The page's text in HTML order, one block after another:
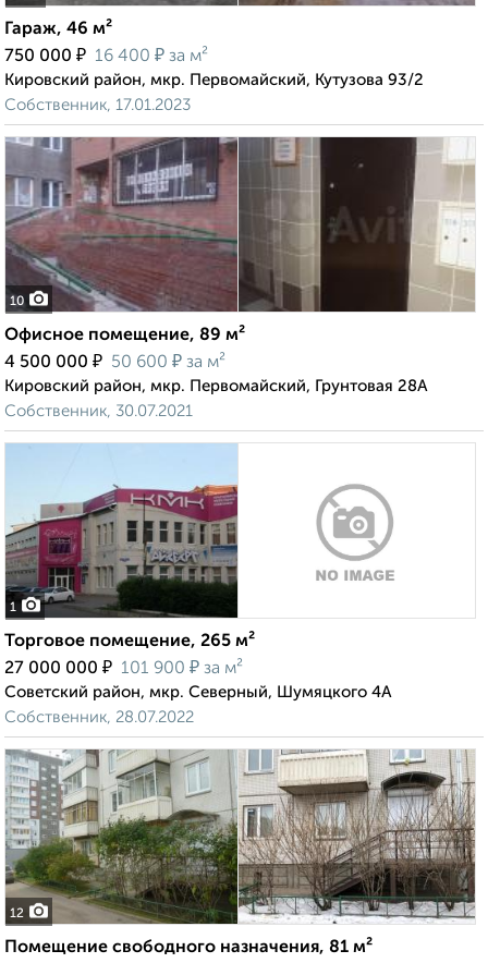
Гараж, 46 м²
750 000 ₽ 16 400 ₽ за м²
Кировский район, мкр. Первомайский, Кутузова 93/2
Собственник, 17.01.2023
10
Офисное помещение, 89 м²
4 500 000 ₽ 50 600 ₽ за м²
Кировский район, мкр. Первомайский, Грунтовая 28А
Собственник, 30.07.2021
1
Торговое помещение, 265 м²
27 000 000 ₽ 101 900 ₽ за м²
Советский район, мкр. Северный, Шумяцкого 4А
Собственник, 28.07.2022
12
Помещение свободного назначения, 81 м²